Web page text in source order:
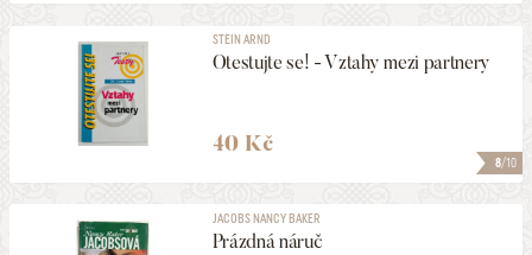
8/10
STEIN ARND
Otestujte se! - Vztahy mezi partnery
40 Kč
JACOBS NANCY BAKER
Prázdná náruč